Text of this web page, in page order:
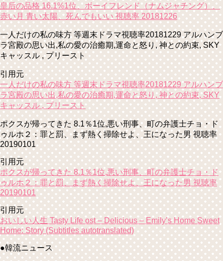
皇后の品格 16.1%1位、ボーイフレンド（ナムジャチング）、
赤い月 青い太陽、死んでもいい 視聴率 20181226
一人だけの私の味方 等週末ドラマ視聴率20181229 アルハンブ
ラ宮殿の思い出,私の愛の治癒期,運命と怒り, 神との約束, SKY
キャッスル , プリースト
引用元
一人だけの私の味方 等週末ドラマ視聴率20181229 アルハンブ
ラ宮殿の思い出,私の愛の治癒期,運命と怒り, 神との約束, SKY
キャッスル , プリースト
ポクスが帰ってきた 8.1％1位,悪い刑事、町の弁護士チョ・ド
ゥルホ２：罪と罰、まず熱く掃除せよ、王になった男 視聴率
20190101
引用元
ポクスが帰ってきた 8.1％1位,悪い刑事、町の弁護士チョ・ド
ゥルホ２：罪と罰、まず熱く掃除せよ、王になった男 視聴率
20190101
引用元
おいしい人生 Tasty Life ost – Delicious – Emily’s Home Sweet
Home: Story (Subtitles autotranslated)
●韓流ニュース